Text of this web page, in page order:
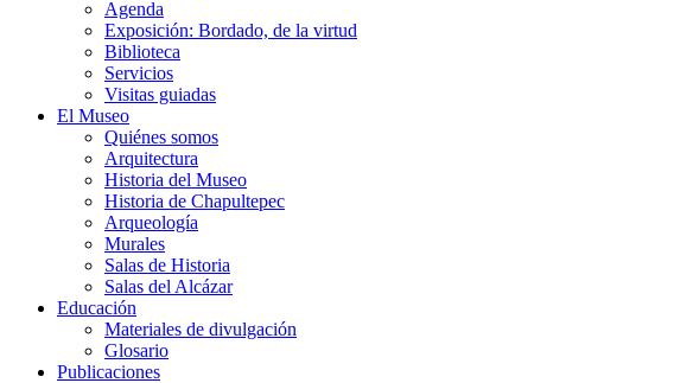
Agenda
Exposición: Bordado, de la virtud
Biblioteca
Servicios
Visitas guiadas
El Museo
Quiénes somos
Arquitectura
Historia del Museo
Historia de Chapultepec
Arqueología
Murales
Salas de Historia
Salas del Alcázar
Educación
Materiales de divulgación
Glosario
Publicaciones